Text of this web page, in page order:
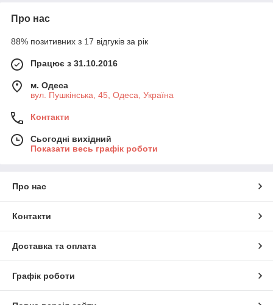
Про нас
88% позитивних з 17 відгуків за рік
Працює з 31.10.2016
м. Одеса
вул. Пушкінська, 45, Одеса, Україна
Контакти
Сьогодні вихідний
Показати весь графік роботи
Про нас
Контакти
Доставка та оплата
Графік роботи